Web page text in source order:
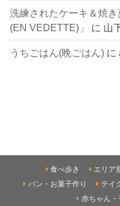
洗練されたケーキ＆焼
(EN VEDETTE)」
に 山
うちごはん(晩ごはん) に
食べ歩き エリア
パン・お菓子作り
テイ
赤ちゃん・